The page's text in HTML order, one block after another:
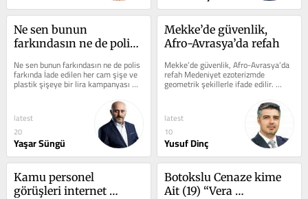
Ne sen bunun
farkındasın ne de polis
Ne sen bunun farkındasın ne de polis
farkında İade edilen her cam şişe ve
plastik şişeye bir lira kampanyası
vatandaşın çok ilgisini...
latest
20
Yaşar Süngü
Mekke’de güvenlik,
Afro-Avrasya’da refah
Mekke’de güvenlik, Afro-Avrasya’da
refah Medeniyet ezoterizmde
geometrik şekillerle ifade edilir.
Üçgen ve küre en çok
latest
10
Yusuf Dinç
Kamu personel
görüşleri internet
Botokslu Cenaze kime
Ait (19) “Vera